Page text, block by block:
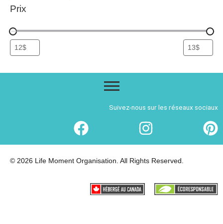
Prix
Suivez-nous sur les réseaux sociaux
© 2026 Life Moment Organisation. All Rights Reserved.